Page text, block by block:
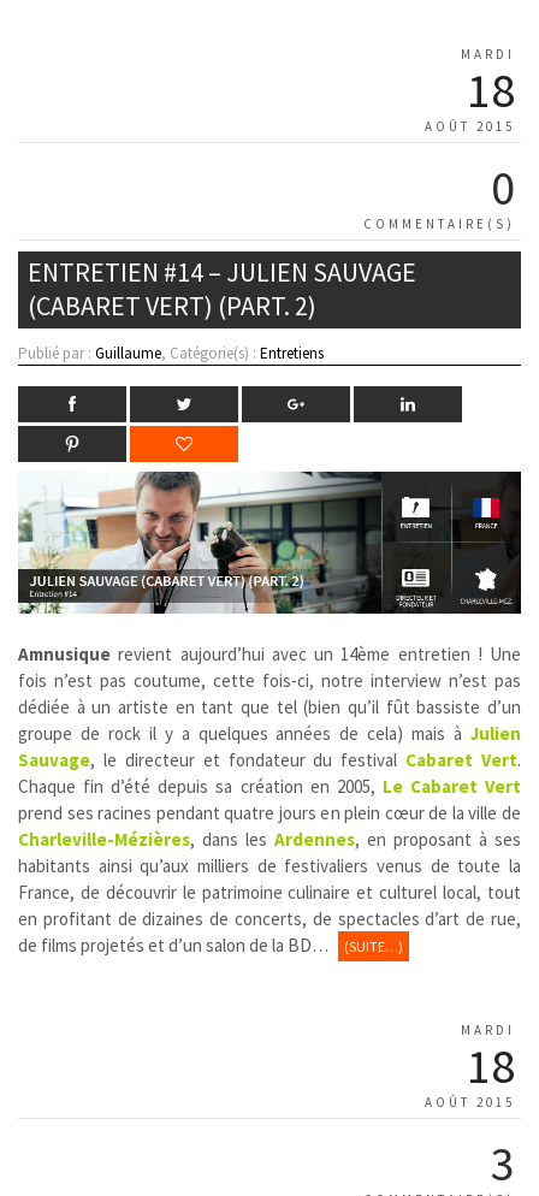
MARDI
18
AOÛT 2015
0
COMMENTAIRE(S)
ENTRETIEN #14 – JULIEN SAUVAGE
(CABARET VERT) (PART. 2)
Publié par : Guillaume, Catégorie(s) : Entretiens
Amnusique revient aujourd’hui avec un 14ème entretien ! Une
fois n’est pas coutume, cette fois-ci, notre interview n’est pas
dédiée à un artiste en tant que tel (bien qu’il fût bassiste d’un
groupe de rock il y a quelques années de cela) mais à Julien
Sauvage, le directeur et fondateur du festival Cabaret Vert.
Chaque fin d’été depuis sa création en 2005, Le Cabaret Vert
prend ses racines pendant quatre jours en plein cœur de la ville de
Charleville-Mézières, dans les Ardennes, en proposant à ses
habitants ainsi qu’aux milliers de festivaliers venus de toute la
France, de découvrir le patrimoine culinaire et culturel local, tout
en profitant de dizaines de concerts, de spectacles d’art de rue,
de films projetés et d’un salon de la BD…
(SUITE…)
MARDI
18
AOÛT 2015
3